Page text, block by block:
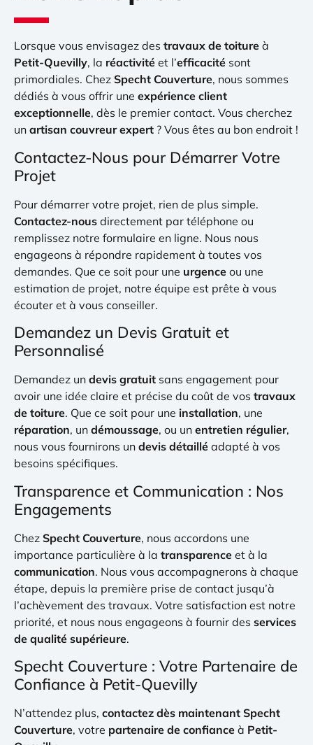
Lorsque vous envisagez des travaux de toiture à
Petit-Quevilly, la réactivité et l’efficacité sont
primordiales. Chez Specht Couverture, nous sommes
dédiés à vous offrir une expérience client
exceptionnelle, dès le premier contact. Vous cherchez
un artisan couvreur expert ? Vous êtes au bon endroit !
Contactez-Nous pour Démarrer Votre
Projet
Pour démarrer votre projet, rien de plus simple.
Contactez-nous directement par téléphone ou
remplissez notre formulaire en ligne. Nous nous
engageons à répondre rapidement à toutes vos
demandes. Que ce soit pour une urgence ou une
estimation de projet, notre équipe est prête à vous
écouter et à vous conseiller.
Demandez un Devis Gratuit et
Personnalisé
Demandez un devis gratuit sans engagement pour
avoir une idée claire et précise du coût de vos travaux
de toiture. Que ce soit pour une installation, une
réparation, un démoussage, ou un entretien régulier,
nous vous fournirons un devis détaillé adapté à vos
besoins spécifiques.
Transparence et Communication : Nos
Engagements
Chez Specht Couverture, nous accordons une
importance particulière à la transparence et à la
communication. Nous vous accompagnerons à chaque
étape, depuis la première prise de contact jusqu’à
l’achèvement des travaux. Votre satisfaction est notre
priorité, et nous nous engageons à fournir des services
de qualité supérieure.
Specht Couverture : Votre Partenaire de
Confiance à Petit-Quevilly
N’attendez plus, contactez dès maintenant Specht
Couverture, votre partenaire de confiance à Petit-